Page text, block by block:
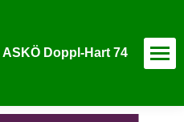
ASKÖ Doppl-Hart 74